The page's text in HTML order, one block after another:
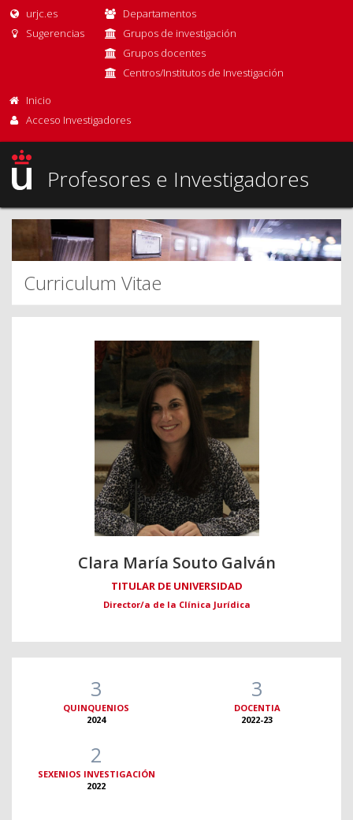
urjc.es
Sugerencias
Departamentos
Grupos de investigación
Grupos docentes
Centros/Institutos de Investigación
Inicio
Acceso Investigadores
Profesores e Investigadores
Curriculum Vitae
Clara María Souto Galván
TITULAR DE UNIVERSIDAD
Director/a de la Clínica Jurídica
3
QUINQUENIOS
2024
3
DOCENTIA
2022-23
2
SEXENIOS INVESTIGACIÓN
2022